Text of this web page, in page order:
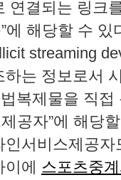
연결되는 링크
에 해당할 수 있
streaming
하는 정보로서
복제물을 직접
공자”에 해당
인서비스제공
이에 스포츠중